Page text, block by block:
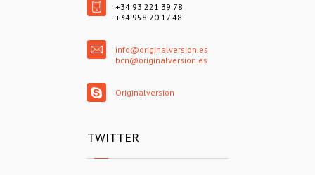
+34 93 221 39 78
+34 958 70 17 48
info@originalversion.es
bcn@originalversion.es
Originalversion
TWITTER